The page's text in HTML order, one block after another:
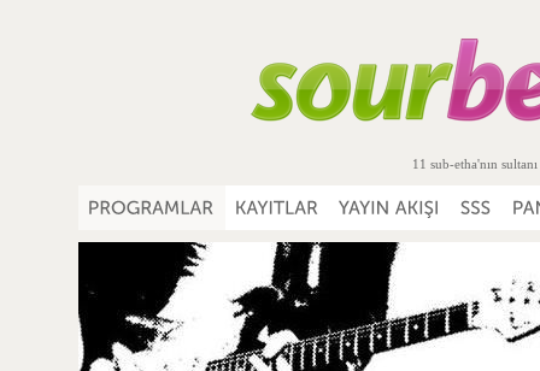
11 sub-etha'nın sultanı